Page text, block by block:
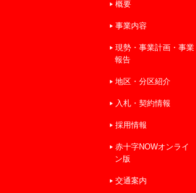
概要
事業内容
現勢・事業計画・事業
報告
地区・分区紹介
入札・契約情報
採用情報
赤十字NOWオンライ
ン版
交通案内